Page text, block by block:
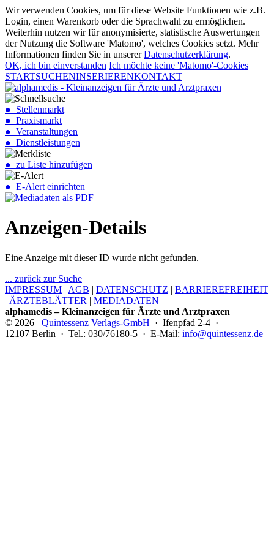
Wir verwenden Cookies, um für diese Website Funktionen wie z.B.
Login, einen Warenkorb oder die Sprachwahl zu ermöglichen.
Weiterhin nutzen wir für anonymisierte, statistische Auswertungen
der Nutzung die Software 'Matomo', welches Cookies setzt. Mehr
Informationen finden Sie in unsererDatenschutzerklärung.
OK, ich bin einverstanden Ich möchte keine 'Matomo'-Cookies
STARTSUCHENINSERIERENKONTAKT
● Stellenmarkt
● Praxismarkt
● Veranstaltungen
● Dienstleistungen
● zu Liste hinzufügen
● E-Alert einrichten
Anzeigen-Details
Eine Anzeige mit dieser ID wurde nicht gefunden.
... zurück zur Suche
IMPRESSUM | AGB | DATENSCHUTZ | BARRIEREFREIHEIT
| ÄRZTEBLÄTTER | MEDIADATEN
alphamedis – Kleinanzeigen für Ärzte und Arztpraxen
© 2026 Quintessenz Verlags-GmbH · Ifenpfad 2-4 ·
12107 Berlin · Tel.: 030/76180-5 · E-Mail: info@quintessenz.de